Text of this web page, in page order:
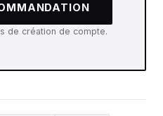
de création de compte.